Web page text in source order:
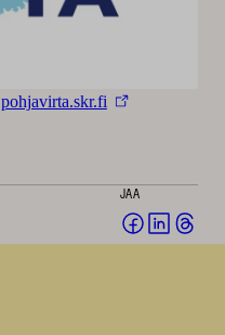
pohjavirta.skr.fi
JAA
Jaa Jaa